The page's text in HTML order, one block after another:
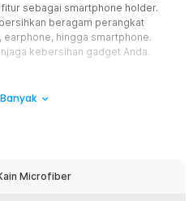
sebagai smartphone holder.
beragam perangkat
hingga smartphone.
kebersihan gadget Anda.
DEMIUM. Langkah pertama
brush. Anda juga bisa
Microfiber